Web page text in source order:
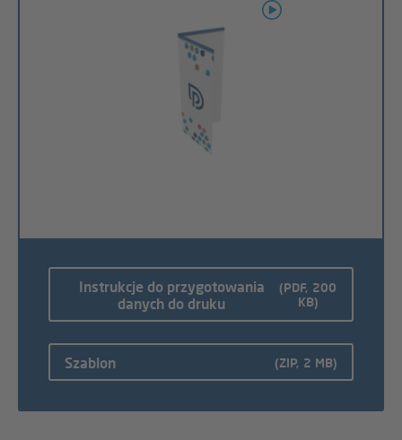
Instrukcje do przygotowania
danych do druku
(PDF, 200
KB)
Szablon (ZIP, 2 MB)